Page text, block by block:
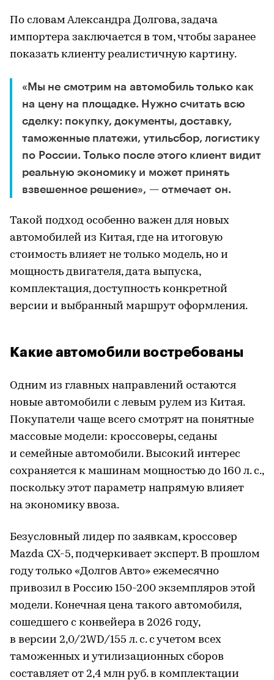
По словам Александра Долгова, задача
импортера заключается в том, чтобы заранее
показать клиенту реалистичную картину.
«Мы не смотрим на автомобиль только как
на цену на площадке. Нужно считать всю
сделку: покупку, документы, доставку,
таможенные платежи, утильсбор, логистику
по России. Только после этого клиент видит
реальную экономику и может принять
взвешенное решение», — отмечает он.
Такой подход особенно важен для новых
автомобилей из Китая, где на итоговую
стоимость влияет не только модель, но и
мощность двигателя, дата выпуска,
комплектация, доступность конкретной
версии и выбранный маршрут оформления.
Какие автомобили востребованы
Одним из главных направлений остаются
новые автомобили с левым рулем из Китая.
Покупатели чаще всего смотрят на понятные
массовые модели: кроссоверы, седаны
и семейные автомобили. Высокий интерес
сохраняется к машинам мощностью до 160 л. с.,
поскольку этот параметр напрямую влияет
на экономику ввоза.
Безусловный лидер по заявкам, кроссовер
Mazda CX-5, подчеркивает эксперт. В прошлом
году только «Долгов Авто» ежемесячно
привозил в Россию 150-200 экземпляров этой
модели. Конечная цена такого автомобиля,
сошедшего с конвейера в 2026 году,
в версии 2,0/2WD/155 л. с. с учетом всех
таможенных и утилизационных сборов
составляет от 2,4 млн руб. в комплектации